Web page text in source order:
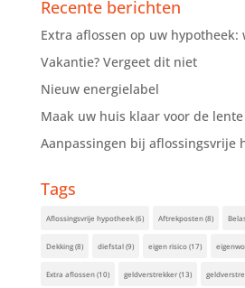
Recente berichten
Extra aflossen op uw hypotheek:
Vakantie? Vergeet dit niet
Nieuw energielabel
Maak uw huis klaar voor de
Aanpassingen bij aflossingsvrije
Tags
Aflossingsvrije hypotheek(6) Aftrekposten(8)
Dekking(8) diefstal(9) eigen risico(17)
Extra aflossen(10) geldverstrekker(13)